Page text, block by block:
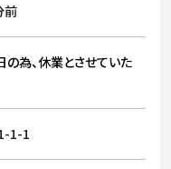
索
報
前
為、休業とさせていた
1-1